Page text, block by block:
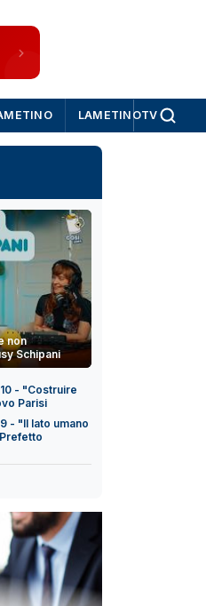
LAMETINOTV
non
Schipani
- "Costruire
Parisi
- "Il lato umano